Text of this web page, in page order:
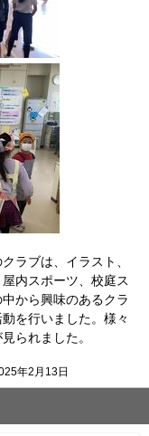
ラブは、イラスト、
内スポーツ、校庭ス
から興味のあるクラ
を行いました。様々
られました。
年2月13日